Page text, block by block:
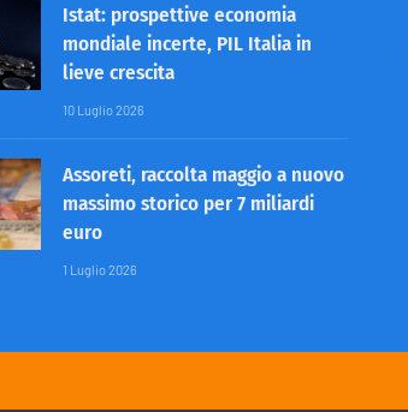
Istat: prospettive economia
mondiale incerte, PIL Italia in
lieve crescita
10 Luglio 2026
Assoreti, raccolta maggio a nuovo
massimo storico per 7 miliardi
euro
1 Luglio 2026